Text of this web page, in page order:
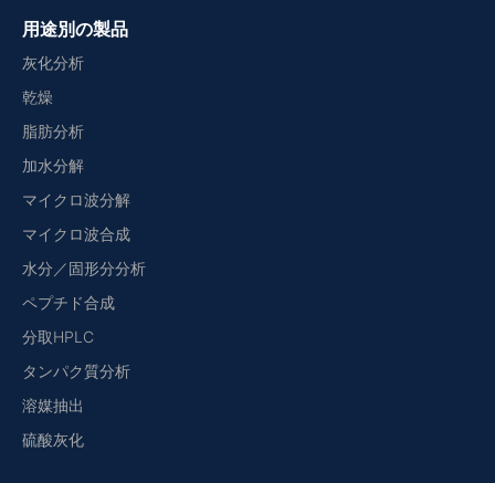
用途別の製品
灰化分析
乾燥
脂肪分析
加水分解
マイクロ波分解
マイクロ波合成
水分／固形分分析
ペプチド合成
分取HPLC
タンパク質分析
溶媒抽出
硫酸灰化